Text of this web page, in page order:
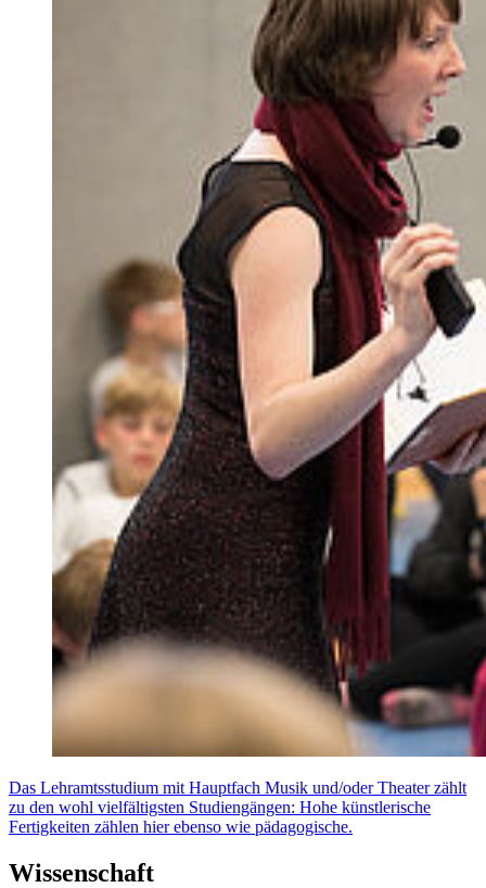
Das Lehramtsstudium mit Hauptfach Musik und/oder Theater zählt
zu den wohl vielfältigsten Studiengängen: Hohe künstlerische
Fertigkeiten zählen hier ebenso wie pädagogische.
Wissenschaft